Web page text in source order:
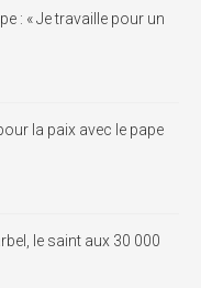
: « Je travaille pour un
la paix avec le pape
le saint aux 30 000